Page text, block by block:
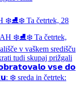
❄️⛸❄️ Ta četrtek, 28